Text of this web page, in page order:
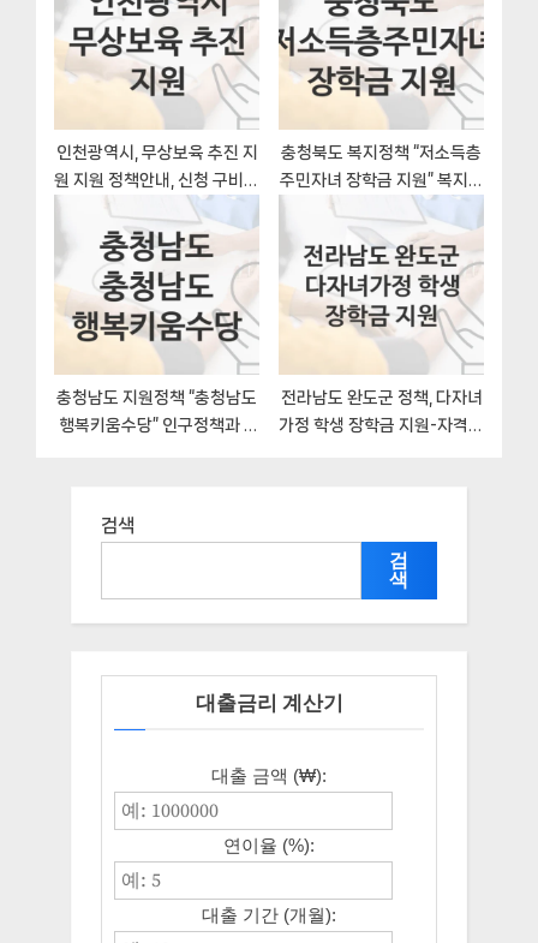
인천광역시, 무상보육 추진 지
원 지원 정책안내, 신청 구비서
충청북도 복지정책 “저소득층
주민자녀 장학금 지원” 복지정
책과 – 신청 구비서류와 자격
충청남도 지원정책 “충청남도
행복키움수당” 인구정책과 –
전라남도 완도군 정책, 다자녀
가정 학생 장학금 지원-자격조
검색
검
색
대출금리 계산기
대출 금액 (₩):
연이율 (%):
대출 기간 (개월):